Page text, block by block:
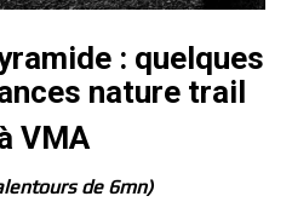
: quelques
nature trail
VMA
de 6mn)